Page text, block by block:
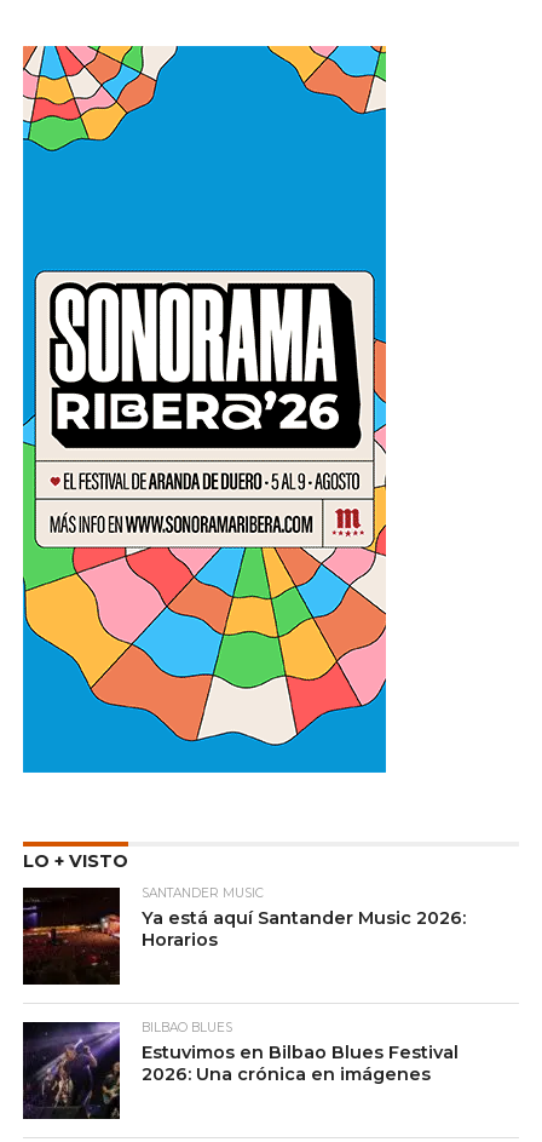
LO + VISTO
SANTANDER MUSIC
Ya está aquí Santander Music 2026:
Horarios
BILBAO BLUES
Estuvimos en Bilbao Blues Festival
2026: Una crónica en imágenes